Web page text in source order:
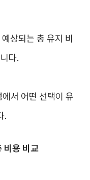
상되는 총 유지 비
다.
서 어떤 선택이 유
.
비용 비교